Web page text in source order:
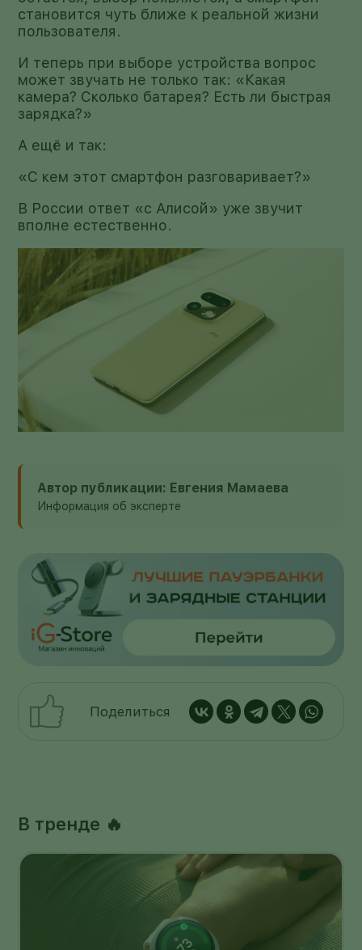
становится чуть ближе к реальной жизни
пользователя.
И теперь при выборе устройства вопрос
может звучать не только так: «Какая
камера? Сколько батарея? Есть ли быстрая
зарядка?»
А ещё и так:
«С кем этот смартфон разговаривает?»
В России ответ «с Алисой» уже звучит
вполне естественно.
Автор публикации: Евгения Мамаева
Информация об эксперте
Поделиться
В тренде 🔥